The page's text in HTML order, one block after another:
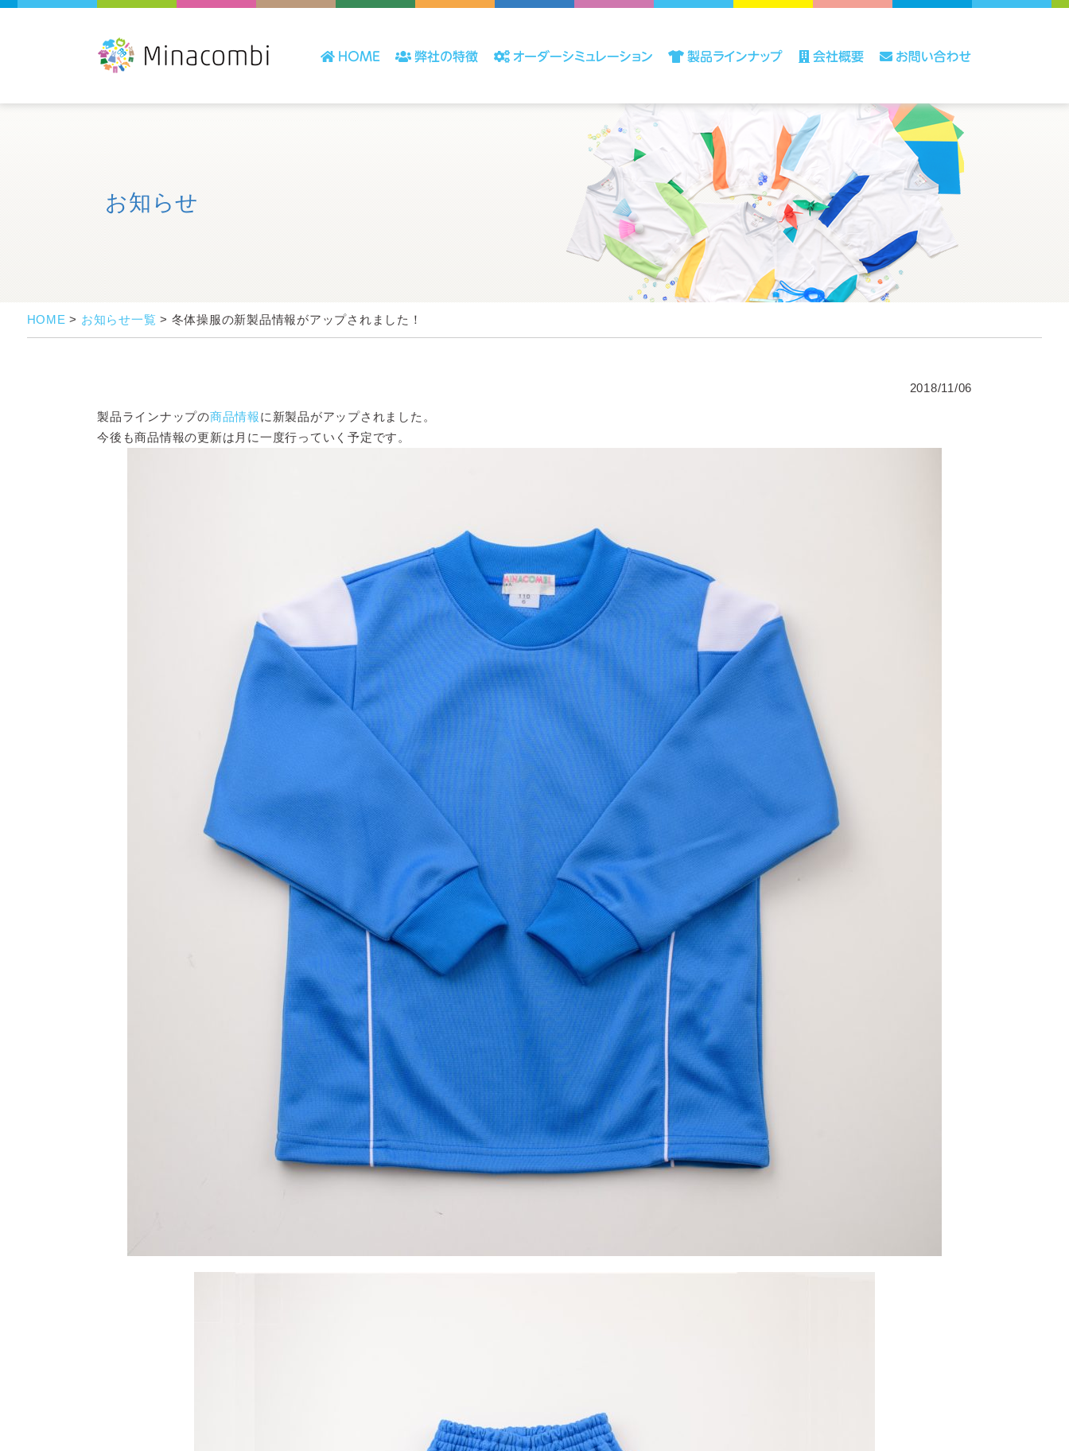
お知らせ
HOME > お知らせ一覧 > 冬体操服の新製品情報がアップされました！
2018/11/06
製品ラインナップの商品情報に新製品がアップされました。
今後も商品情報の更新は月に一度行っていく予定です。